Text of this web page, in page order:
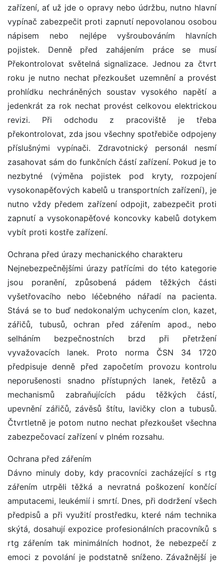
zařízení, ať už jde o opravy nebo údržbu, nutno hlavní
vypínač zabezpečit proti zapnutí nepovolanou osobou
nápisem nebo nejlépe vyšroubováním hlavních
pojistek. Denně před zahájením práce se musí
Překontrolovat světelná signalizace. Jednou za čtvrt
roku je nutno nechat přezkoušet uzemnění a provést
prohlídku nechráněných soustav vysokého napětí a
jedenkrát za rok nechat provést celkovou elektrickou
revizi. Při odchodu z pracoviště je třeba
překontrolovat, zda jsou všechny spotřebiče odpojeny
příslušnými vypínači. Zdravotnický personál nesmí
zasahovat sám do funkčních částí zařízení. Pokud je to
nezbytné (výměna pojistek pod kryty, rozpojení
vysokonapěťových kabelů u transportních zařízení), je
nutno vždy předem zařízení odpojit, zabezpečit proti
zapnutí a vysokonapěťové koncovky kabelů dotykem
vybít proti kostře zařízení.
Ochrana před úrazy mechanického charakteru
Nejnebezpečnějšími úrazy patřícími do této kategorie
jsou poranění, způsobená pádem těžkých části
vyšetřovacího nebo léčebného nářadí na pacienta.
Stává se to buď nedokonalým uchycením clon, kazet,
zářičů, tubusů, ochran před zářením apod., nebo
selháním bezpečnostních brzd při přetržení
vyvažovacích lanek. Proto norma ČSN 34 1720
předpisuje denně před započetím provozu kontrolu
neporušenosti snadno přístupných lanek, řetězů a
mechanismů zabraňujících pádu těžkých částí,
upevnění zářičů, závěsů štítu, lavičky clon a tubusů.
Čtvrtletně je potom nutno nechat přezkoušet všechna
zabezpečovací zařízení v plném rozsahu.
Ochrana před zářením
Dávno minuly doby, kdy pracovníci zacházející s rtg
zářením utrpěli těžká a nevratná poškození končící
amputacemi, leukémií i smrtí. Dnes, při dodržení všech
předpisů a při využití prostředku, které nám technika
skýtá, dosahují expozice profesionálních pracovníků s
rtg zářením tak minimálních hodnot, že nebezpečí z
emoci z povolání je podstatně sníženo. Závažnější je